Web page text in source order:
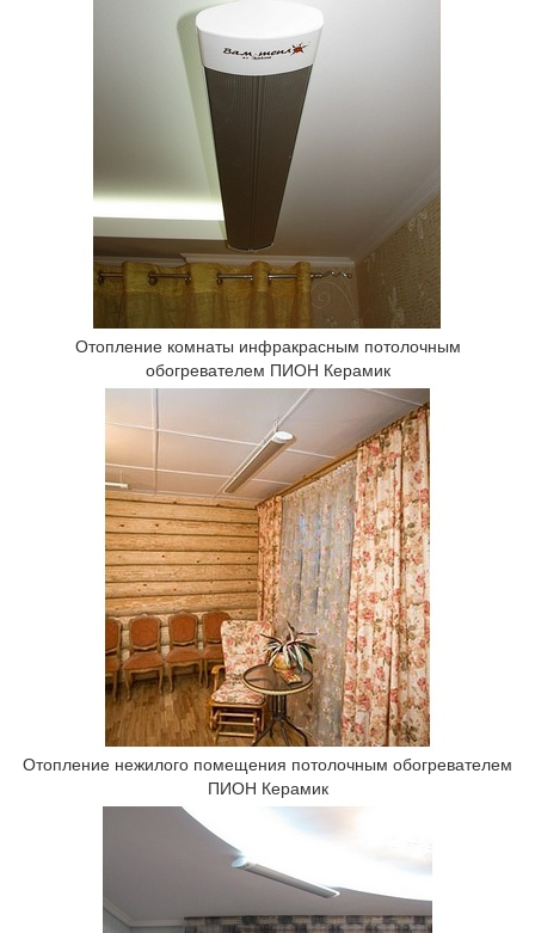
Отопление комнаты инфракрасным потолочным
обогревателем ПИОН Керамик
Отопление нежилого помещения потолочным обогревателем
ПИОН Керамик